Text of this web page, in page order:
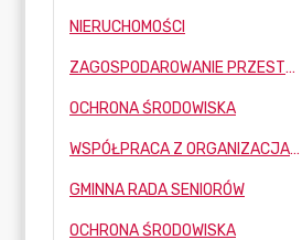
NIERUCHOMOŚCI
ZAGOSPODAROWANIE PRZESTRZENNE
OCHRONA ŚRODOWISKA
WSPÓŁPRACA Z ORGANIZACJAMI POZARZĄDOWYMI
GMINNA RADA SENIORÓW
OCHRONA ŚRODOWISKA